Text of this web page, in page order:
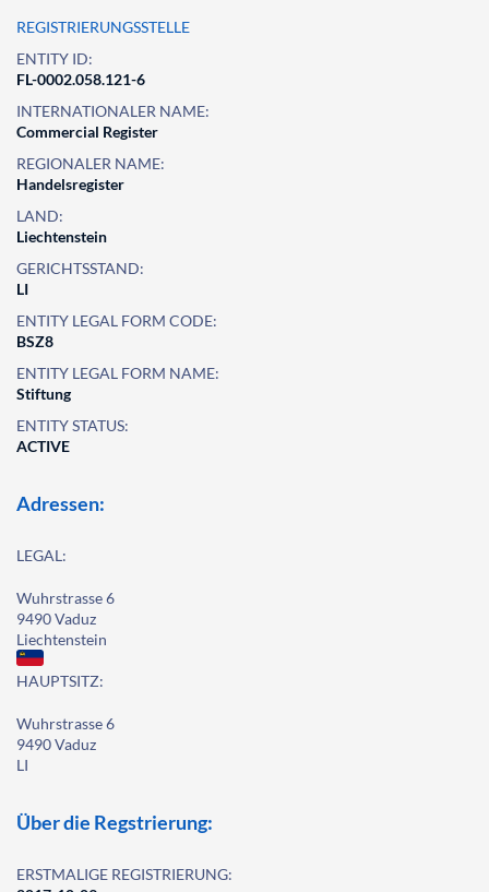
REGISTRIERUNGSSTELLE
ENTITY ID:
FL-0002.058.121-6
INTERNATIONALER NAME:
Commercial Register
REGIONALER NAME:
Handelsregister
LAND:
Liechtenstein
GERICHTSSTAND:
LI
ENTITY LEGAL FORM CODE:
BSZ8
ENTITY LEGAL FORM NAME:
Stiftung
ENTITY STATUS:
ACTIVE
Adressen:
LEGAL:
Wuhrstrasse 6
9490 Vaduz
Liechtenstein
HAUPTSITZ:
Wuhrstrasse 6
9490 Vaduz
LI
Über die Regstrierung:
ERSTMALIGE REGISTRIERUNG: